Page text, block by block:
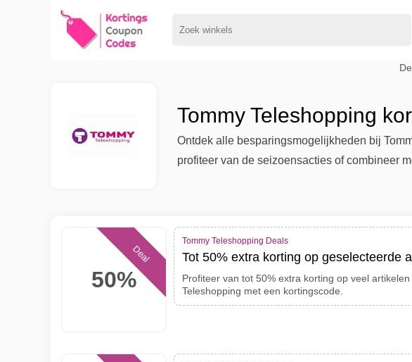
Tommy Teleshopping
Ontdek alle besparingsmogelijkheden bij
profiteer van de seizoensacties of combineer
50%
Deal
Tommy Teleshopping Deals
Tot 50% extra korting op geselecteerde
Profiteer van tot 50% extra korting op veel artikelen
Teleshopping met een kortingscode.